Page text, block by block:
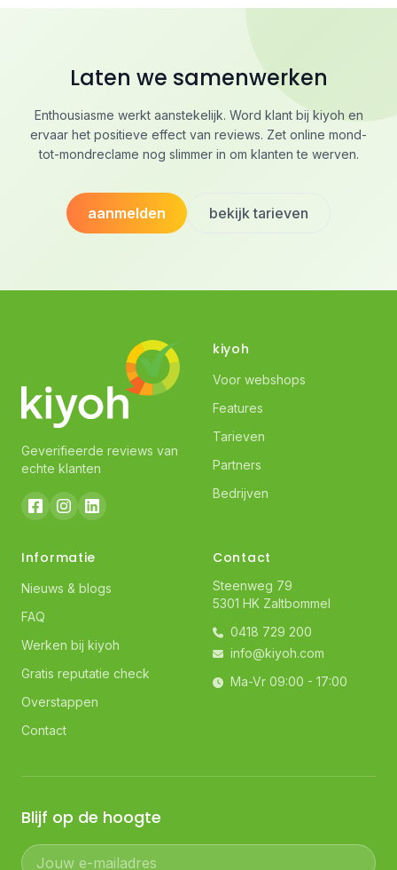
Laten we samenwerken
Enthousiasme werkt aanstekelijk. Word klant bij kiyoh en
ervaar het positieve effect van reviews. Zet online mond-
tot-mondreclame nog slimmer in om klanten te werven.
aanmelden bekijk tarieven
Geverifieerde reviews van
echte klanten
kiyoh
Voor webshops
Features
Tarieven
Partners
Bedrijven
Informatie
Nieuws & blogs
FAQ
Werken bij kiyoh
Gratis reputatie check
Overstappen
Contact
Contact
Steenweg 79
5301 HK Zaltbommel
0418 729 200
info@kiyoh.com
Ma-Vr 09:00 - 17:00
Blijf op de hoogte
Jouw e-mailadres